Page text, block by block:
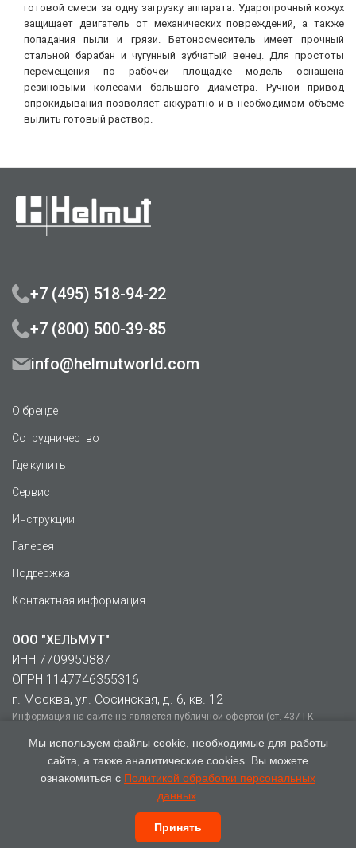
готовой смеси за одну загрузку аппарата. Ударопрочный кожух
защищает двигатель от механических повреждений, а также
попадания пыли и грязи. Бетоносмеситель имеет прочный
стальной барабан и чугунный зубчатый венец. Для простоты
перемещения по рабочей площадке модель оснащена
резиновыми колёсами большого диаметра. Ручной привод
опрокидывания позволяет аккуратно и в необходимом объёме
вылить готовый раствор.
+7 (495) 518-94-22
+7 (800) 500-39-85
info@helmutworld.com
О бренде
Сотрудничество
Где купить
Сервис
Инструкции
Галерея
Поддержка
Контактная информация
ООО "ХЕЛЬМУТ"
ИНН 7709950887
ОГРН 1147746355316
г. Москва, ул. Сосинская, д. 6, кв. 12
Информация на сайте не является публичной офертой (ст. 437 ГК
партнёров.
© Официальный сайт производителя Helmut, 2014 -
Политика конфиденциальности
Мы используем файлы cookie, необходимые для работы
сайта, а также аналитические cookies. Вы можете
ознакомиться с Политикой обработки персональных
данных.
Принять